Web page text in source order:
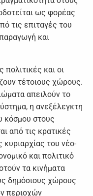
ως φορέας
τις επιταγές του
και
και οι
τέτοιους χώρους.
απειλούν το
η ανεξέλεγκτη
κόσμου στους
από τις κρατικές
του νέο-
και πολιτικό
τα κινήματα
δημόσιους χώρους
περιοχών